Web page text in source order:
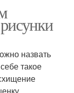
назвать
такое